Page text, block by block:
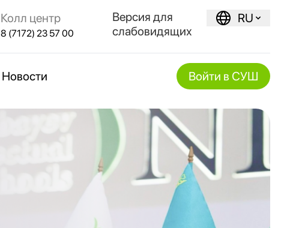
Колл центр
8 (7172) 23 57 00
Версия для
слабовидящих
RU
Новости Войти в СУШ